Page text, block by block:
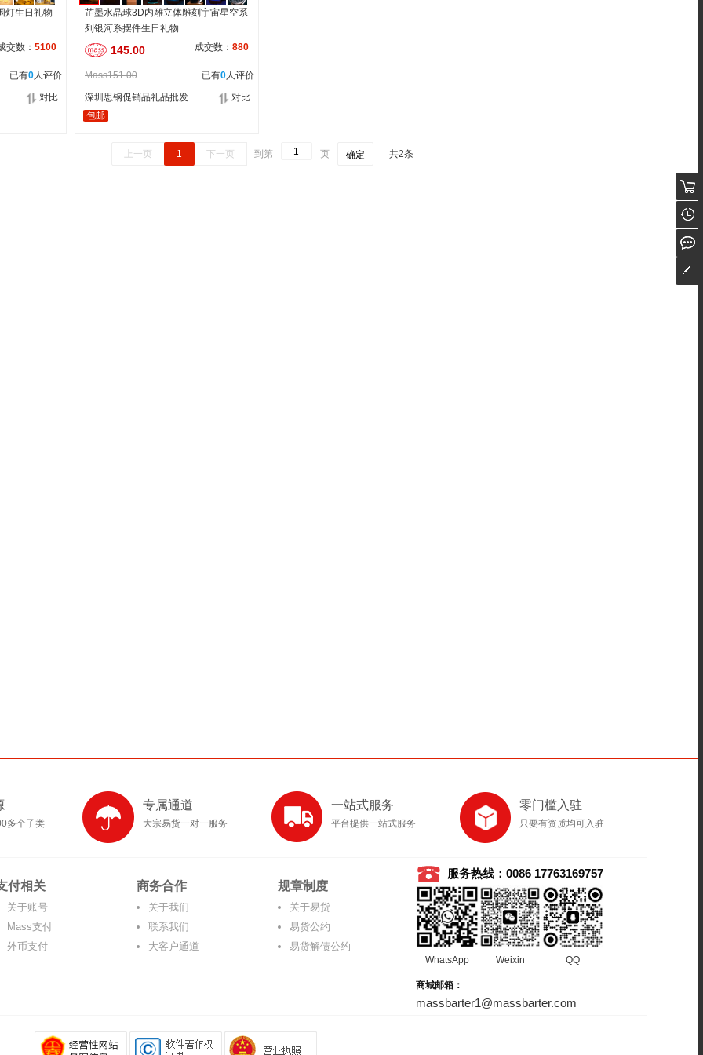
灯生日礼物
交数： 5100
已有0人评价
对比
芷墨水晶球3D内雕立体雕刻宇宙星空系
列银河系摆件生日礼物
145.00 成交数： 880
Mass151.00 已有0人评价
深圳思钢促销品礼品批发
对比
包邮
上一页 1 下一页 到第 页 确定 共2条
多个子类
专属通道
大宗易货一对一服务
一站式服务
平台提供一站式服务
零门槛入驻
只要有资质均可入驻
付相关
关于账号
Mass支付
外币支付
商务合作
关于我们
联系我们
大客户通道
规章制度
关于易货
易货公约
易货解债公约
服务热线：0086 17763169757
WhatsApp Weixin QQ
商城邮箱：
massbarter1@massbarter.com